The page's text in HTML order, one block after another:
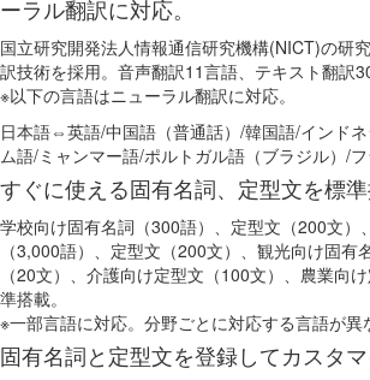
ーラル翻訳に対応。
国立研究開発法人情報通信研究機構(NICT)の研
訳技術を採用。音声翻訳11言語、テキスト翻訳
※以下の言語はニューラル翻訳に対応。
日本語⇔英語/中国語（普通話）/韓国語/インド
ム語/ミャンマー語/ポルトガル語（ブラジル）/
すぐに使える固有名詞、定型文を標
学校向け固有名詞（300語）、定型文（200文）
（3,000語）、定型文（200文）、観光向け固有
（20文）、介護向け定型文（100文）、農業向
準搭載。
※一部言語に対応。分野ごとに対応する言語が異
固有名詞と定型文を登録してカスタ